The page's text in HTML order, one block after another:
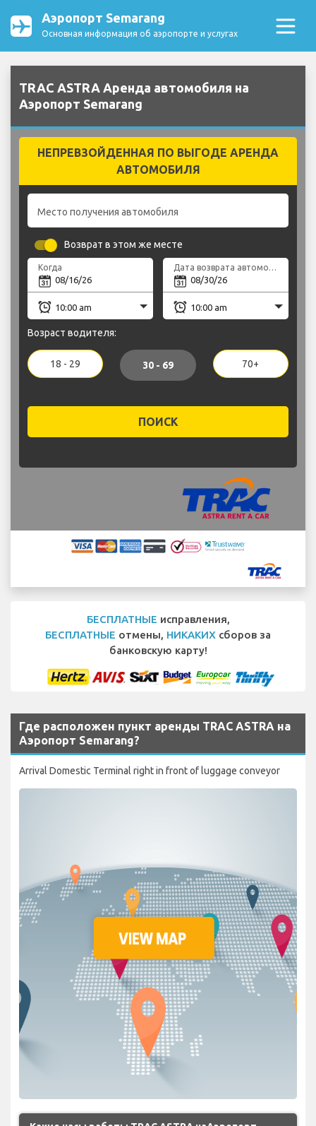
Аэропорт Semarang
Основная информация об аэропорте и услугах
TRAC ASTRA Аренда автомобиля на
Аэропорт Semarang
НЕПРЕВЗОЙДЕННАЯ ПО ВЫГОДЕ АРЕНДА
АВТОМОБИЛЯ
Место получения автомобиля
Возврат в этом же месте
Когда Дата возврата автомобиля
Возраст водителя:
18 - 29 30 - 69 70+
ПОИСК
БЕСПЛАТНЫЕ исправления,
БЕСПЛАТНЫЕ отмены, НИКАКИХ сборов за
банковскую карту!
Где расположен пункт аренды TRAC ASTRA на
Аэропорт Semarang?
Arrival Domestic Terminal right in front of luggage conveyor